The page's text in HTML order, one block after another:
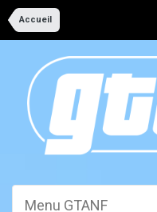
Accueil
Menu GTANF